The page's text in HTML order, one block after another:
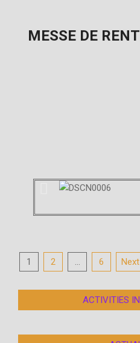
MESSE DE
1 2 … 6 Next
ACTIVITIES
le club